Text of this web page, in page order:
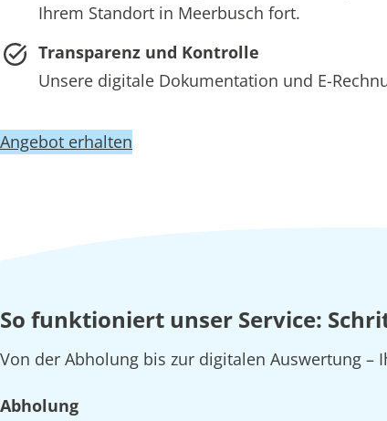
Ihrem Standort in Meerbusch fort.
Transparenz und Kontrolle
Unsere digitale Dokumentation und E-
Angebot erhalten
So funktioniert unser Service:
Von der Abholung bis zur digitalen Auswertung
Abholung